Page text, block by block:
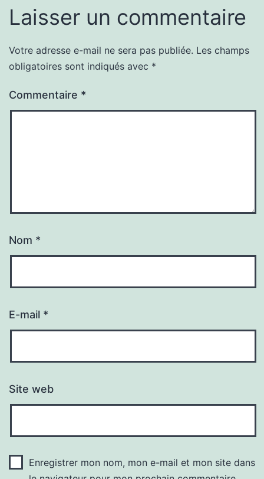
Laisser un commentaire
Votre adresse e-mail ne sera pas publiée. Les champs
obligatoires sont indiqués avec *
Commentaire *
Nom *
E-mail *
Site web
Enregistrer mon nom, mon e-mail et mon site dans